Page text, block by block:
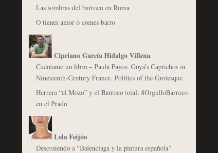
Las sombras del barroco en Roma
O tienes amor o comes barro
Cipriano García Hidalgo Villena
Cuéntame un libro – Paula Fayos: Goya’s Caprichos in
Nineteenth-Century France. Politics of the Grotesque
Herrera “el Mozo” y el Barroco total: #OrgulloBarroco
en el Prado
Lola Feijóo
Descosiendo a "Balenciaga y la pintura española"